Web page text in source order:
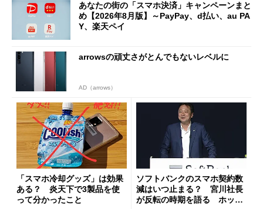
あなたの街の「スマホ決済」キャンペーンまと
め【2026年8月版】～PayPay、d払い、au PA
Y、楽天ペイ
arrowsの頑丈さがとんでもないレベルに
AD（arrows）
「スマホ冷却グッズ」は効果
ある？ 炎天下で3製品を使
って分かったこと
ソフトバンクのスマホ契約数
減はいつ止まる？ 宮川社長
が反転の時期を語る ホッピ